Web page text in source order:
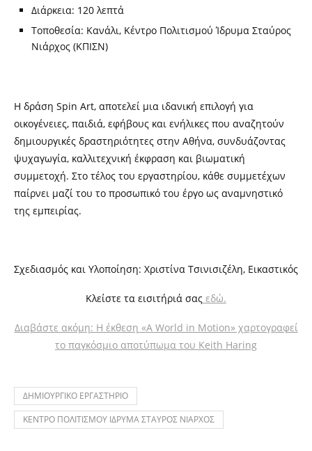
Διάρκεια: 120 λεπτά
Τοποθεσία: Κανάλι, Κέντρο Πολιτισμού Ίδρυμα Σταύρος
Νιάρχος (ΚΠΙΣΝ)
Η δράση Spin Art, αποτελεί μια ιδανική επιλογή για
οικογένειες, παιδιά, εφήβους και ενήλικες που αναζητούν
δημιουργικές δραστηριότητες στην Αθήνα, συνδυάζοντας
ψυχαγωγία, καλλιτεχνική έκφραση και βιωματική
συμμετοχή. Στο τέλος του εργαστηρίου, κάθε συμμετέχων
παίρνει μαζί του το προσωπικό του έργο ως αναμνηστικό
της εμπειρίας.
Σχεδιασμός και Υλοποίηση: Χριστίνα Τσινισιζέλη, Εικαστικός
Κλείστε τα εισιτήριά σας εδώ.
Διαβάστε ακόμη: Η έκθεση «A World in Motion» χαρτογραφεί
το παγκόσμιο αποτύπωμα του Keith Haring
ΔΗΜΙΟΥΡΓΙΚΟ ΕΡΓΑΣΤΗΡΙΟ
ΚΕΝΤΡΟ ΠΟΛΙΤΙΣΜΟΥ ΙΔΡΥΜΑ ΣΤΑΥΡΟΣ ΝΙΑΡΧΟΣ